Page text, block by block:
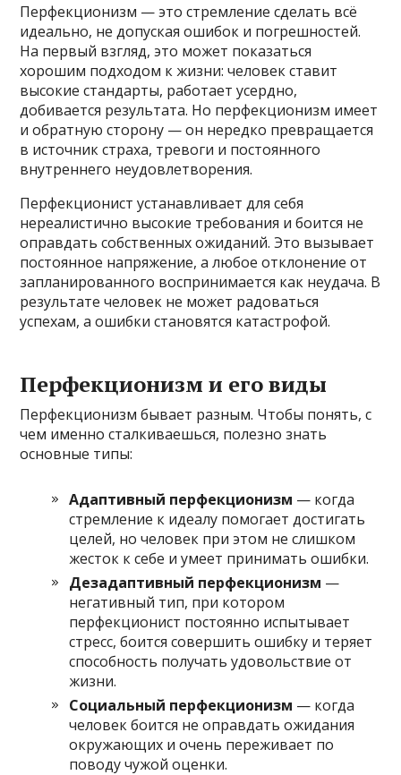
Перфекционизм — это стремление сделать всё
идеально, не допуская ошибок и погрешностей.
На первый взгляд, это может показаться
хорошим подходом к жизни: человек ставит
высокие стандарты, работает усердно,
добивается результата. Но перфекционизм имеет
и обратную сторону — он нередко превращается
в источник страха, тревоги и постоянного
внутреннего неудовлетворения.
Перфекционист устанавливает для себя
нереалистично высокие требования и боится не
оправдать собственных ожиданий. Это вызывает
постоянное напряжение, а любое отклонение от
запланированного воспринимается как неудача. В
результате человек не может радоваться
успехам, а ошибки становятся катастрофой.
Перфекционизм и его виды
Перфекционизм бывает разным. Чтобы понять, с
чем именно сталкиваешься, полезно знать
основные типы:
Адаптивный перфекционизм — когда
стремление к идеалу помогает достигать
целей, но человек при этом не слишком
жесток к себе и умеет принимать ошибки.
Дезадаптивный перфекционизм —
негативный тип, при котором
перфекционист постоянно испытывает
стресс, боится совершить ошибку и теряет
способность получать удовольствие от
жизни.
Социальный перфекционизм — когда
человек боится не оправдать ожидания
окружающих и очень переживает по
поводу чужой оценки.